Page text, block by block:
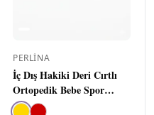
PERLINA
İç Dış Hakiki Deri Cırtlı
Ortopedik Bebe Spor
Ayakkabı Sarı